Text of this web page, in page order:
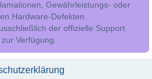
Gewährleistungs- oder
Hardware-Defekten.
der offizielle Support
zur Verfügung.